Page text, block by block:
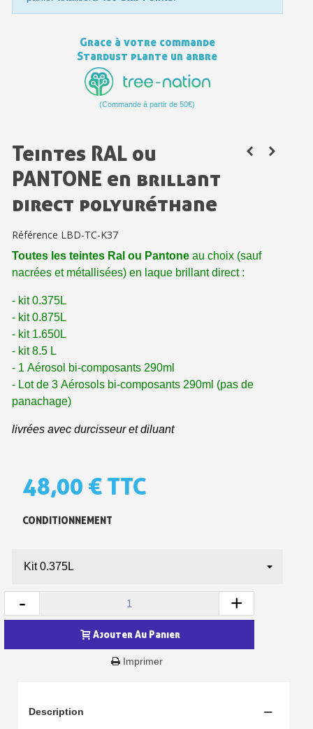
Votre devis en ligne en moins d'1 minute
Partagez vos créations et obtenez des bons d'achat
Gagnez des points de fidélité à chaque commande
Livraison sous 24 h en France Métropolitaine
Inscription à la newsletter : 5€ de réduction
Livraison sous 24 h en France Métropolitaine
Paiement en 4x sans frais dès 30€ d'achats
Votre devis en ligne en moins d'1 minute
Partagez vos créations et obtenez des bons d'achat
Livraison sous 24 h en France Métropolitaine
Grace à votre commande
Stardust plante un arbre
(Commande à partir de 50€)
Teintes RAL ou
PANTONE en brillant
direct polyuréthane
Référence LBD-TC-K37
Toutes les teintes Ral ou Pantone au choix (sauf
nacrées et métallisées) en laque brillant direct:
- kit 0.375L
- kit 0.875L
- kit 1.650L
- kit 8.5 L
- 1 Aérosol bi-composants 290ml
- Lot de 3 Aérosols bi-composants 290ml (pas de
panachage)
livrées avec durcisseur et diluant
48,00 € TTC
CONDITIONNEMENT
- +
Ajouter Au Panier
Imprimer
Description